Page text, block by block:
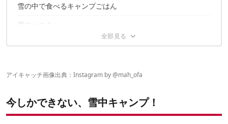
雪の中で食べるキャンプごはん
雪ファニチャー
こ、これは……!?
アイキャッチ画像出典：Instagram by @mah_ofa
今しかできない、雪中キャンプ！